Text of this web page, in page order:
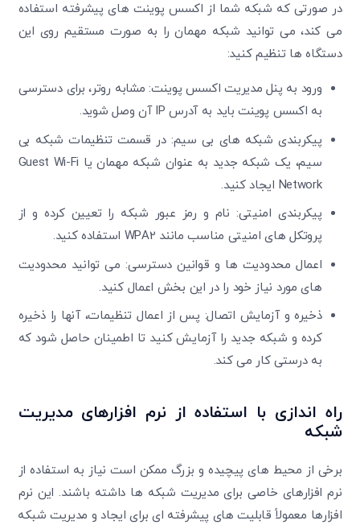
در صورتی که شبکه شما از اکسس پوینت های پیشرفته استفاده
می کند، می توانید شبکه مهمان را به صورت مستقیم روی این
دستگاه ها تنظیم کنید:
ورود به پنل مدیریت اکسس پوینت: مشابه روتر، برای دسترسی
به اکسس پوینت باید به آدرس IP آن وصل شوید.
پیکربندی شبکه های بی سیم: در قسمت تنظیمات شبکه بی
سیم، یک شبکه جدید به عنوان شبکه مهمان یا Guest Wi-Fi
Network ایجاد کنید.
پیکربندی امنیتی: نام و رمز عبور شبکه را تعیین کرده و از
پروتکل های امنیتی مناسب مانند WPA2 استفاده کنید.
اعمال محدودیت ها و قوانین دسترسی: می توانید محدودیت
های مورد نیاز خود را در این بخش اعمال کنید.
ذخیره و آزمایش اتصال: پس از اعمال تنظیمات، آنها را ذخیره
کرده و شبکه جدید را آزمایش کنید تا اطمینان حاصل شود که
به درستی کار می کند.
راه اندازی با استفاده از نرم افزارهای مدیریت
شبکه
برخی از محیط های پیچیده و بزرگ ممکن است نیاز به استفاده از
نرم افزارهای خاصی برای مدیریت شبکه ها داشته باشند. این نرم
افزارها معمولاً قابلیت های پیشرفته ای برای ایجاد و مدیریت شبکه